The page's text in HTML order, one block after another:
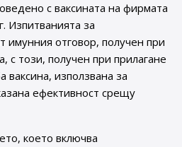
с ваксината на фирмата
Изпитванията за
имунния отговор, получен при
с този, получен при прилагане
използвана за
ефективност срещу
което включва